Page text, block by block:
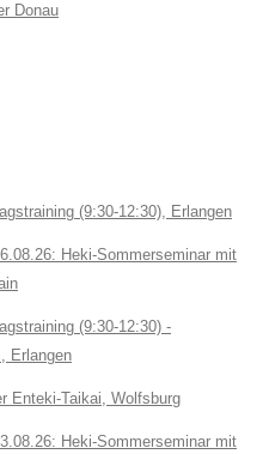
Donau
(9:30-12:30), Erlangen
Heki-Sommerseminar mit
(9:30-12:30) -
Erlangen
Enteki-Taikai, Wolfsburg
Heki-Sommerseminar mit